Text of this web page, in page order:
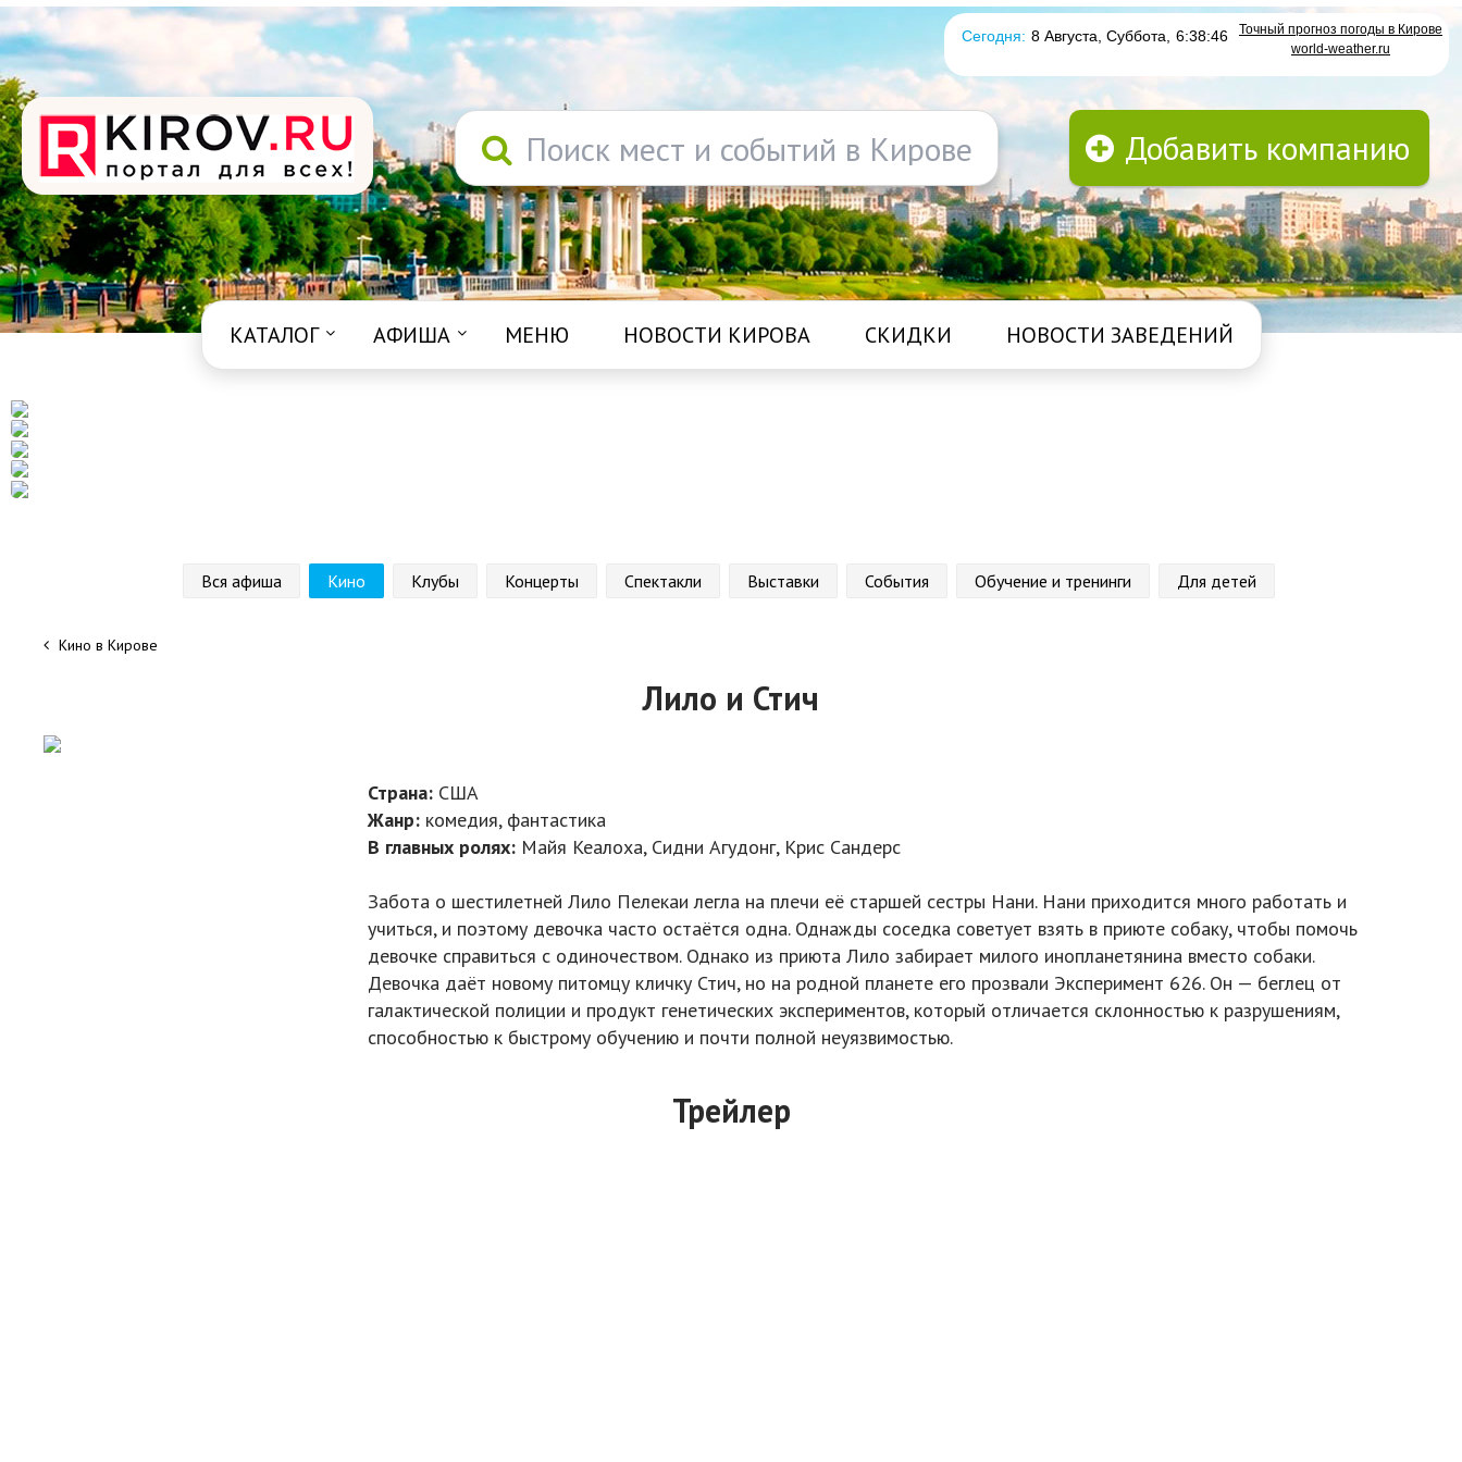
Сегодня: 8 Августа, Суббота 6:38:47
Точный прогноз погоды в Кирове
world-weather.ru
Поиск мест и событий в Кирове Добавить компанию
КАТАЛОГ АФИША МЕНЮ НОВОСТИ КИРОВА СКИДКИ НОВОСТИ ЗАВЕДЕНИЙ
Вся афиша Кино Клубы Концерты Спектакли Выставки События Обучение и тренинги Для детей
Кино в Кирове
Лило и Стич
Страна: США
Жанр: комедия, фантастика
В главных ролях: Майя Кеалоха, Сидни Агудонг, Крис Сандерс
Забота о шестилетней Лило Пелекаи легла на плечи её старшей сестры Нани. Нани приходится много работать и
учиться, и поэтому девочка часто остаётся одна. Однажды соседка советует взять в приюте собаку, чтобы помочь
девочке справиться с одиночеством. Однако из приюта Лило забирает милого инопланетянина вместо собаки.
Девочка даёт новому питомцу кличку Стич, но на родной планете его прозвали Эксперимент 626. Он — беглец от
галактической полиции и продукт генетических экспериментов, который отличается склонностью к разрушениям,
способностью к быстрому обучению и почти полной неуязвимостью.
Трейлер